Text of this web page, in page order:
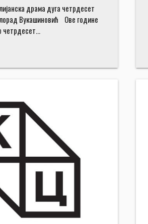
драма дуга четрдесет
Вукашиновић Ове године
четрдесет…